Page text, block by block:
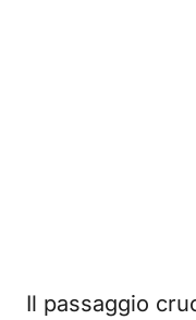
Il passaggio